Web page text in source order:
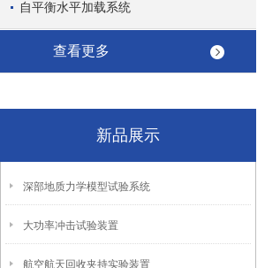
自平衡水平加载系统
查看更多
新品展示
深部地质力学模型试验系统
大功率冲击试验装置
航空航天回收夹持实验装置